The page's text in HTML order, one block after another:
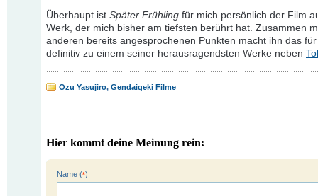
Überhaupt ist Später Frühling für mich persönlich der Film
Werk, der mich bisher am tiefsten berührt hat. Zusammen
anderen bereits angesprochenen Punkten macht ihn das
definitiv zu einem seiner herausragendsten Werke neben
Ozu Yasujiro, Gendaigeki Filme
Hier kommt deine Meinung rein:
Name (*)